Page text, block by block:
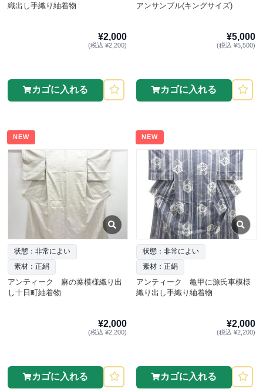
織出し手織り紬着物
¥2,000
(税込 ¥2,200)
カゴに入れる
アンサンブル(キングサイズ)
¥5,000
(税込 ¥5,500)
カゴに入れる
NEW
状態：非常によい
素材：正絹
アンティーク 麻の葉模様織り出
し十日町紬着物
¥2,000
(税込 ¥2,200)
カゴに入れる
NEW
状態：非常によい
素材：正絹
アンティーク 亀甲に源氏車模様
織り出し手織り紬着物
¥2,000
(税込 ¥2,200)
カゴに入れる